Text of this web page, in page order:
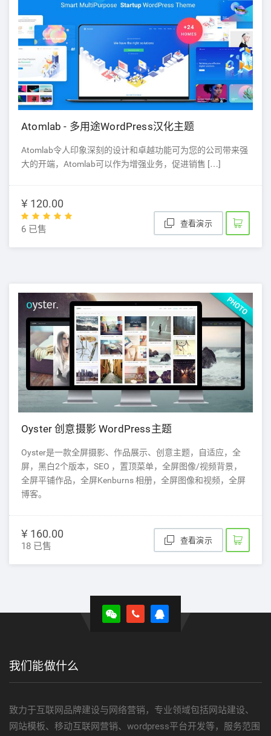
Atomlab - 多用途WordPress汉化主题
Atomlab令人印象深刻的设计和卓越功能可为您的公司带来强
大的开端，Atomlab可以作为增强业务，促进销售 […]
¥ 120.00
6 已售
查看演示
Oyster 创意摄影 WordPress主题
Oyster是一款全屏摄影、作品展示、创意主题，自适应，全
屏，黑白2个版本，SEO ，置顶菜单，全屏图像/视频背景，
全屏平铺作品，全屏Kenburns 相册，全屏图像和视频，全屏
博客。
¥ 160.00
18 已售
查看演示
我们能做什么
致力于互联网品牌建设与网络营销，专业领域包括网站建设、
网站模板、移动互联网营销、wordpress平台开发等，服务范围